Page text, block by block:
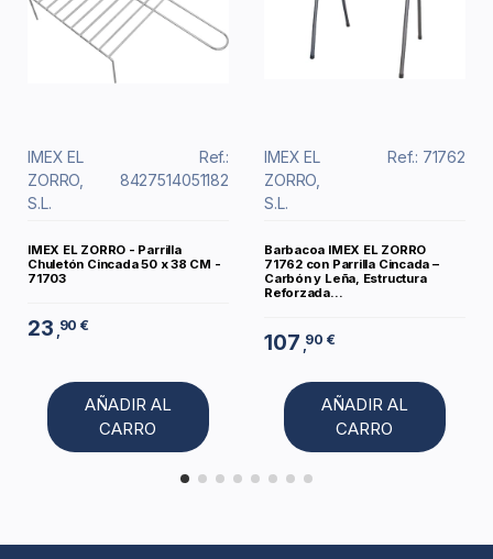
IMEX EL
ZORRO,
S.L.
Ref.:
8427514051182
IMEX EL ZORRO - Parrilla
Chuletón Cincada 50 x 38 CM -
71703
23 90 €
AÑADIR AL
CARRO
IMEX EL
ZORRO,
S.L.
Ref.: 71762
Barbacoa IMEX EL ZORRO
71762 con Parrilla Cincada –
Carbón y Leña, Estructura
Reforzada...
107 ,90 €
AÑADIR AL
CARRO